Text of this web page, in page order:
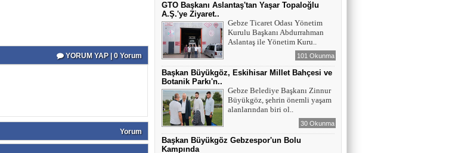
YORUM YAP | 0 Yorum
Yorum
İltifat NECEFLİ
Başkan Aslantaş’a "Hırsız" demek
insafsızlıktır
GTO Başkanı Aslantaş'tan Yaşar Topaloğlu
A.Ş.'ye Ziyaret..
Gebze Ticaret Odası Yönetim
Kurulu Başkanı Abdurrahman
Aslantaş ile Yönetim Kuru..
101 Okunma
Başkan Büyükgöz, Eskihisar Millet Bahçesi ve
Botanik Parkı'n..
Gebze Belediye Başkanı Zinnur
Büyükgöz, şehrin önemli yaşam
alanlarından biri ol..
30 Okunma
Başkan Büyükgöz Gebzespor'un Bolu
Kampında